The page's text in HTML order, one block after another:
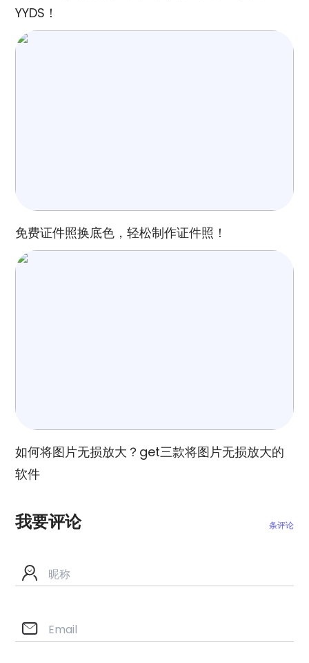
YYDS！
免费证件照换底色，轻松制作证件照！
如何将图片无损放大？get三款将图片无损放大的
软件
我要评论 条评论